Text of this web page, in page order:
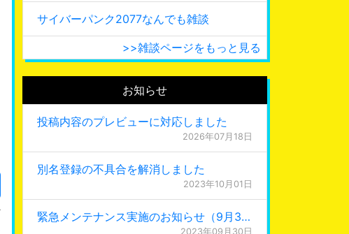
サイバーパンク2077なんでも雑談
>>雑談ページをもっと見る
お知らせ
投稿内容のプレビューに対応しました
2026年07月18日
別名登録の不具合を解消しました
2023年10月01日
緊急メンテナンス実施のお知らせ（9月30日 0:15更新）
2023年09月30日